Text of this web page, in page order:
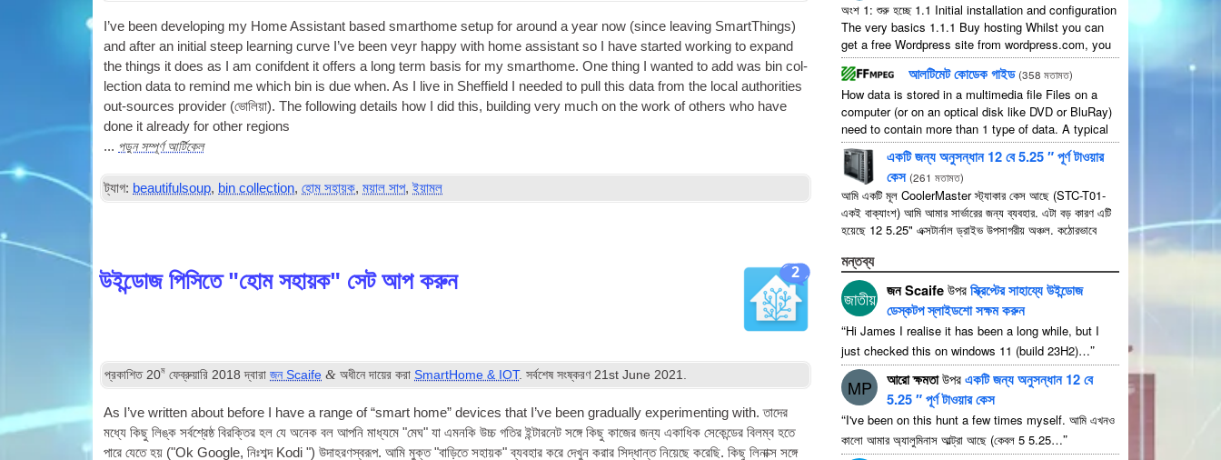
I’ve been devel­op­ing my Home Assist­ant based smarthome setup for around a year now (since leav­ing SmartTh­ings)
and after an ini­tial steep learn­ing curve I’ve been veyr happy with home assist­ant so I have star­ted work­ing to expand
the things it does as I am con­if­dent it offers a long term basis for my smarthome.One thing I wanted to add was bin col­
lec­tion data to remind me which bin is due when.As I live in Shef­field I needed to pull this data from the loc­al author­it­ies
out-sources pro­vider (ভোলিয়া).The fol­low­ing details how I did this, build­ing very much on the work of oth­ers who have
done it already for oth­er regions
... পড়ুন সম্পূর্ণ আর্টিকেল
ট্যাগ: beautifulsoup, bin collection,হোম সহায়ক,ময়াল সাপ,ইয়ামল
2
উইন্ডোজ পিসিতে "হোম সহায়ক" সেট আপ করুন
প্রকাশিত 20ম ফেব্রুয়ারি 2018 দ্বারাজন Scaife & অধীনে দায়ের করাSmartHome & IOT. সর্বশেষ সংষ্করণ 21st June 2021
As I’ve writ­ten about before I have a range of “smart home” devices that I’ve been gradu­ally exper­i­ment­ing with. তাদের
মধ্যে কিছু লিঙ্ক সর্বশ্রেষ্ঠ বিরক্তির হল যে অনেক বল আপনি মাধ্যমে "মেঘ" যা এমনকি উচ্চ গতির ইন্টারনেট সঙ্গে কিছু কাজের জন্য একাধিক সেকেন্ডের বিলম্ব হতে
পারে যেতে হয় ("Ok Google, নিঃশব্দ Kodi ") উদাহরণস্বরূপ. আমি মুক্ত "বাড়িতে সহায়ক" ব্যবহার করে দেখুন করার সিদ্ধান্ত নিয়েছে করেছি. কিছু লিনাক্স সঙ্গে
অংশ 1: শুরু হচ্ছে 1.1 Initial installation and configuration
The very basics 1.1.1 Buy hosting Whilst you can
get a free Wordpress site from wordpress.com,you
lose some control and you have to serve their...
আলটিমেট কোডেক গাইড (358 মতামত)
How data is stored in a multimedia file Files on a
computer(or on an optical disk like DVD or BluRay)
need to contain more than 1type of data.A typical
movie will include...
একটি জন্য অনুসন্ধান 12 বে 5.25 ″ পূর্ণ টাওয়ার
কেস (261 মতামত)
আমি একটি মূল CoolerMaster স্ট্যাকার কেস আছে (STC-T01-
একই বাক্যাংশ) আমি আমার সার্ভারের জন্য ব্যবহার. এটা বড় কারণ এটি
হয়েছে 12 5.25" এক্সটার্নাল ড্রাইভ উপসাগরীয় অঞ্চল. কঠোরভাবে
মন্তব্য
জাতীয় জন Scaifeউপরস্ক্রিপ্টের সাহায্যে উইন্ডোজ
ডেস্কটপ স্লাইডশো সক্ষম করুন
“Hi James I realise it has been a long while,but I
just checked this on windows 11 (build 23H2)…”
MP আরো ক্ষমতাউপরএকটি জন্য অনুসন্ধান 12 বে
5.25 ″ পূর্ণ টাওয়ার কেস
“I've been on this hunt a few times myself. আমি এখনও
কালো আমার অ্যালুমিনাস আল্ট্রা আছে (কেবল 5 5.25…”